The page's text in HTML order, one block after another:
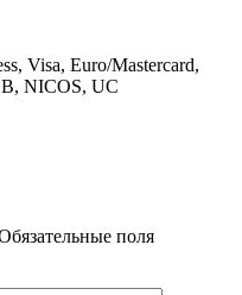
Visa, Euro/Mastercard,
NICOS, UC
поля